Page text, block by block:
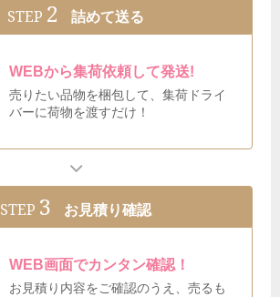
STEP 2 詰めて送る
WEBから集荷依頼して発送!
売りたい品物を梱包して、集荷ドライ
バーに荷物を渡すだけ！
STEP 3 お見積り確認
WEB画面でカンタン確認！
お見積り内容をご確認のうえ、売るも